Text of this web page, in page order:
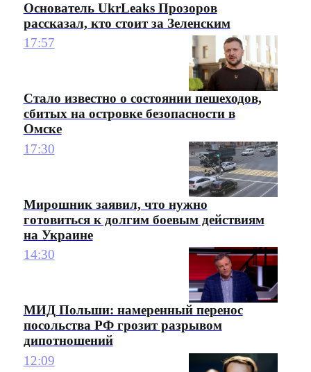
Основатель UkrLeaks Прозоров
рассказал, кто стоит за Зеленским
17:57
Стало известно о состоянии пешеходов,
сбитых на островке безопасности в
Омске
17:30
Мирошник заявил, что нужно
готовиться к долгим боевым действиям
на Украине
14:30
МИД Польши: намеренный перенос
посольства РФ грозит разрывом
дипотношений
12:09